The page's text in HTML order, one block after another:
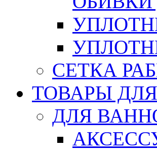
СЕТКА
ТОВАРЫ
ДЛЯ